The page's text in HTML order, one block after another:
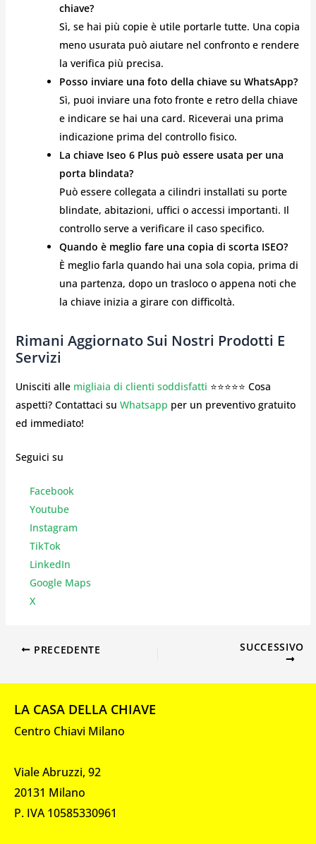
chiave?
Sì, se hai più copie è utile portarle tutte. Una copia
meno usurata può aiutare nel confronto e rendere
la verifica più precisa.
Posso inviare una foto della chiave su WhatsApp?
Sì, puoi inviare una foto fronte e retro della chiave
e indicare se hai una card. Riceverai una prima
indicazione prima del controllo fisico.
La chiave Iseo 6 Plus può essere usata per una
porta blindata?
Può essere collegata a cilindri installati su porte
blindate, abitazioni, uffici o accessi importanti. Il
controllo serve a verificare il caso specifico.
Quando è meglio fare una copia di scorta ISEO?
È meglio farla quando hai una sola copia, prima di
una partenza, dopo un trasloco o appena noti che
la chiave inizia a girare con difficoltà.
Rimani Aggiornato Sui Nostri Prodotti E
Servizi
Unisciti alle migliaia di clienti soddisfatti ⭐⭐⭐⭐⭐ Cosa
aspetti? Contattaci su Whatsapp per un preventivo gratuito
ed immediato!
Seguici su
Facebook
Youtube
Instagram
TikTok
LinkedIn
Google Maps
X
PRECEDENTE SUCCESSIVO
LA CASA DELLA CHIAVE
Centro Chiavi Milano
Viale Abruzzi, 92
20131 Milano
P. IVA 10585330961